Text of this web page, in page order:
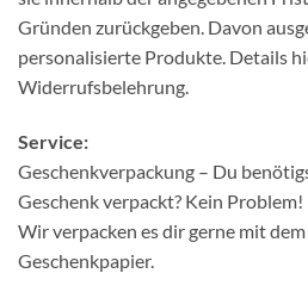
Gründen zurückgeben. Davon
personalisierte Produkte. Details
Widerrufsbelehrung.
Service:
Geschenkverpackung – Du
Geschenk verpackt? Kein Problem!
Wir verpacken es dir gerne mit
Geschenkpapier.